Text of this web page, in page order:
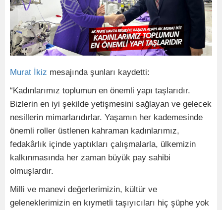
Murat İkiz mesajında şunları kaydetti:
“Kadınlarımız toplumun en önemli yapı taşlarıdır.
Bizlerin en iyi şekilde yetişmesini sağlayan ve gelecek
nesillerin mimarlarıdırlar. Yaşamın her kademesinde
önemli roller üstlenen kahraman kadınlarımız,
fedakârlık içinde yaptıkları çalışmalarla, ülkemizin
kalkınmasında her zaman büyük pay sahibi
olmuşlardır.
Milli ve manevi değerlerimizin, kültür ve
geleneklerimizin en kıymetli taşıyıcıları hiç şüphe yok